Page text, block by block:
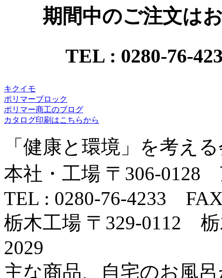
期間中のご注文は
TEL : 0280-76-
キクイモ
ポリマーブロック
ポリマー商工のブログ
カタログ印刷はこちらから
「健康と環境」を考え
本社・工場 〒306-
TEL : 0280-76-4233
栃木工場 〒329-0112
2029
主な商品、自宅のお風